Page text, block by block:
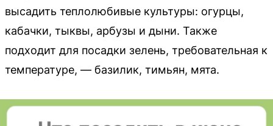
высадить теплолюбивые культуры: огурцы,
кабачки, тыквы, арбузы и дыни. Также
подходит для посадки зелень, требовательная к
температуре, — базилик, тимьян, мята.